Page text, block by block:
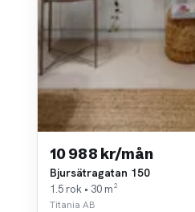
10 988 kr/mån
Bjursätragatan 150
1.5 rok • 30 m²
Titania AB